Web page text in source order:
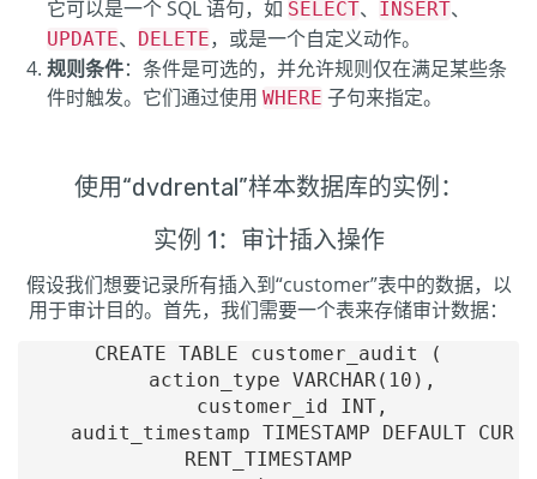
它可以是一个 SQL 语句，如 SELECT、 INSERT、
UPDATE、 DELETE，或是一个自定义动作。
规则条件：条件是可选的，并允许规则仅在满足某些条
件时触发。它们通过使用 WHERE 子句来指定。
使用“dvdrental”样本数据库的实例：
实例 1：审计插入操作
假设我们想要记录所有插入到“customer”表中的数据，以
用于审计目的。首先，我们需要一个表来存储审计数据：
CREATE TABLE customer_audit (
RENT_TIMESTAMP